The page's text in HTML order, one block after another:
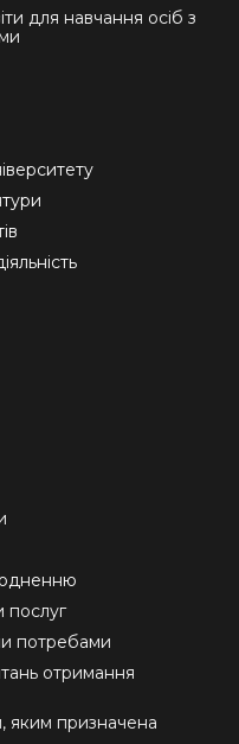
для навчання осіб з
послуг
потребами
отримання
яким призначена